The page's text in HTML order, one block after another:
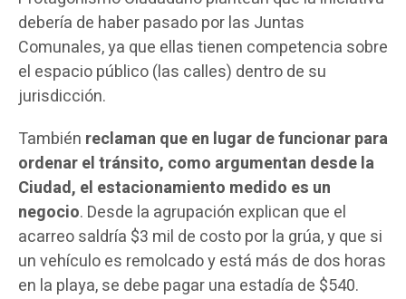
debería de haber pasado por las Juntas
Comunales, ya que ellas tienen competencia sobre
el espacio público (las calles) dentro de su
jurisdicción.
También reclaman que en lugar de funcionar para
ordenar el tránsito, como argumentan desde la
Ciudad, el estacionamiento medido es un
negocio. Desde la agrupación explican que el
acarreo saldría $3 mil de costo por la grúa, y que si
un vehículo es remolcado y está más de dos horas
en la playa, se debe pagar una estadía de $540.